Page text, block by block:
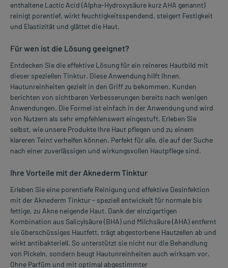
enthaltene Lactic Acid (Alpha-Hydroxysäure kurz AHA genannt)
reinigt porentief, wirkt feuchtigkeitsspendend, steigert Festigkeit
und Elastizität und glättet die Haut.
Für wen ist die Lösung geeignet?
Entdecken Sie die effektive Lösung für ein reineres Hautbild mit
dieser speziellen Tinktur. Diese Anwendung hilft Ihnen,
Hautunreinheiten gezielt in den Griff zu bekommen. Kunden
berichten von sichtbaren Verbesserungen bereits nach wenigen
Anwendungen. Die Formel ist einfach in der Anwendung und wird
von Nutzern als sehr empfehlenswert eingestuft. Erleben Sie
selbst, wie unsere Produkte Ihre Haut pflegen und zu einem
klareren Teint verhelfen können. Perfekt für alle, die auf der Suche
nach einer zuverlässigen und wirkungsvollen Hautpflege sind.
Ihre Vorteile mit der Aknederm Tinktur
Erleben Sie eine porentiefe Reinigung und effektive Desinfektion
mit der Aknederm Tinktur - speziell entwickelt für normale bis
fettige, zu Akne neigende Haut. Dank der einzigartigen
Kombination aus Salicylsäure (BHA) und Milchsäure (AHA) entfernt
sie überschüssiges Hautfett, trägt abgestorbene Hautzellen ab und
wirkt antibakteriell. So unterstützt sie nicht nur die Behandlung
von Pickeln, sondern beugt Hautunreinheiten auch wirksam vor.
Ohne Parfüm und mit optimal abgestimmter